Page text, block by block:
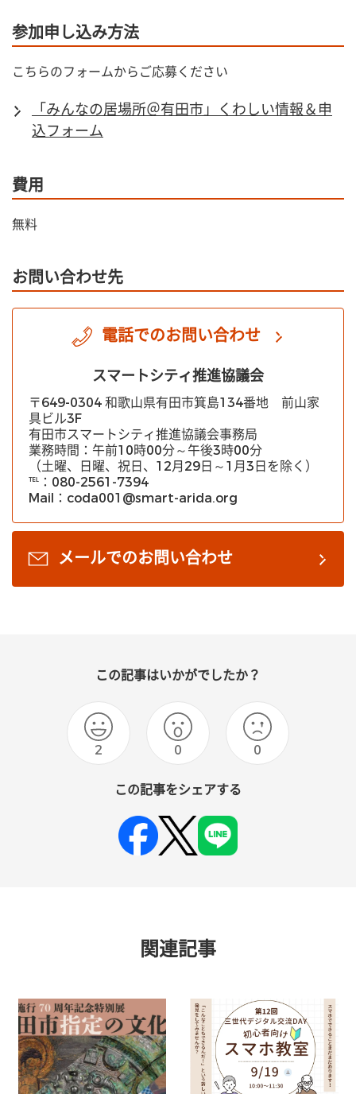
参加申し込み方法
こちらのフォームからご応募ください
「みんなの居場所＠有田市」くわしい情報＆申
込フォーム
費用
無料
お問い合わせ先
電話でのお問い合わせ
スマートシティ推進協議会
〒649-0304 和歌山県有田市箕島134番地 前山家
具ビル3F
有田市スマートシティ推進協議会事務局
業務時間：午前10時00分～午後3時00分
（土曜、日曜、祝日、12月29日～1月3日を除く）
℡：080-2561-7394
Mail：coda001@smart-arida.org
メールでのお問い合わせ
この記事はいかがでしたか？
2 0 0
この記事をシェアする
関連記事